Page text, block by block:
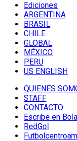
Ediciones
ARGENTINA
BRASIL
CHILE
GLOBAL
MÉXICO
PERU
US ENGLISH
QUIENES
STAFF
CONTACTO
Escribe en
RedGol